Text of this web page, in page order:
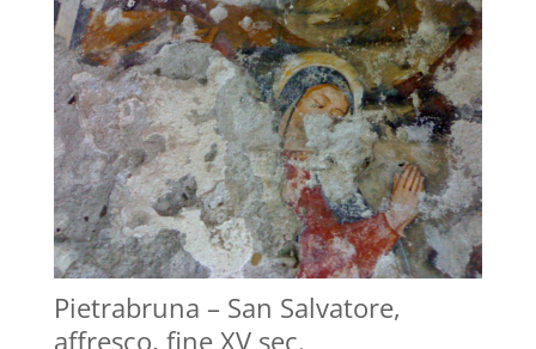
Pietrabruna – San Salvatore,
affresco, fine XV sec.